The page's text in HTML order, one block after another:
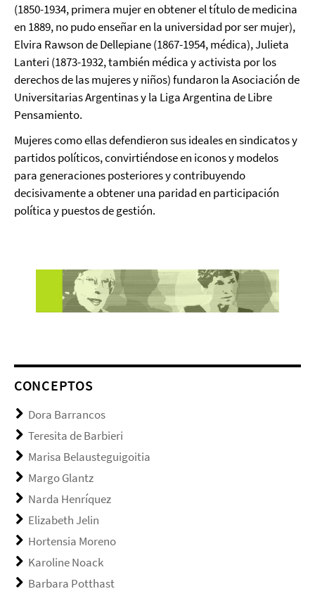
(1850-1934, primera mujer en obtener el título de medicina
en 1889, no pudo enseñar en la universidad por ser mujer),
Elvira Rawson de Dellepiane (1867-1954, médica), Julieta
Lanteri (1873-1932, también médica y activista por los
derechos de las mujeres y niños) fundaron la Asociación de
Universitarias Argentinas y la Liga Argentina de Libre
Pensamiento.
Mujeres como ellas defendieron sus ideales en sindicatos y
partidos políticos, convirtiéndose en iconos y modelos
para generaciones posteriores y contribuyendo
decisivamente a obtener una paridad en participación
política y puestos de gestión.
CONCEPTOS
Dora Barrancos
Teresita de Barbieri
Marisa Belausteguigoitia
Margo Glantz
Narda Henríquez
Elizabeth Jelin
Hortensia Moreno
Karoline Noack
Barbara Potthast